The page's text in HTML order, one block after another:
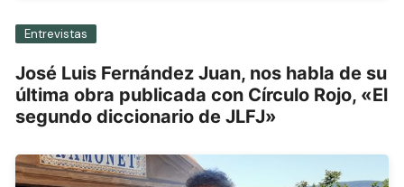
Entrevistas
José Luis Fernández Juan, nos habla de su
última obra publicada con Círculo Rojo, «El
segundo diccionario de JLFJ»